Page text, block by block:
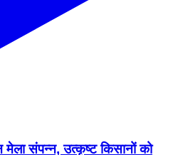
मेला संपन्न, उत्कृष्ट किसानों को